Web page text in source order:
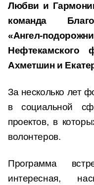
Любви и
команда
«Ангел-
Нефтекамского
Ахметшин и
За несколько лет
в социальной
проектов, в
волонтеров.
Программа
интересная,